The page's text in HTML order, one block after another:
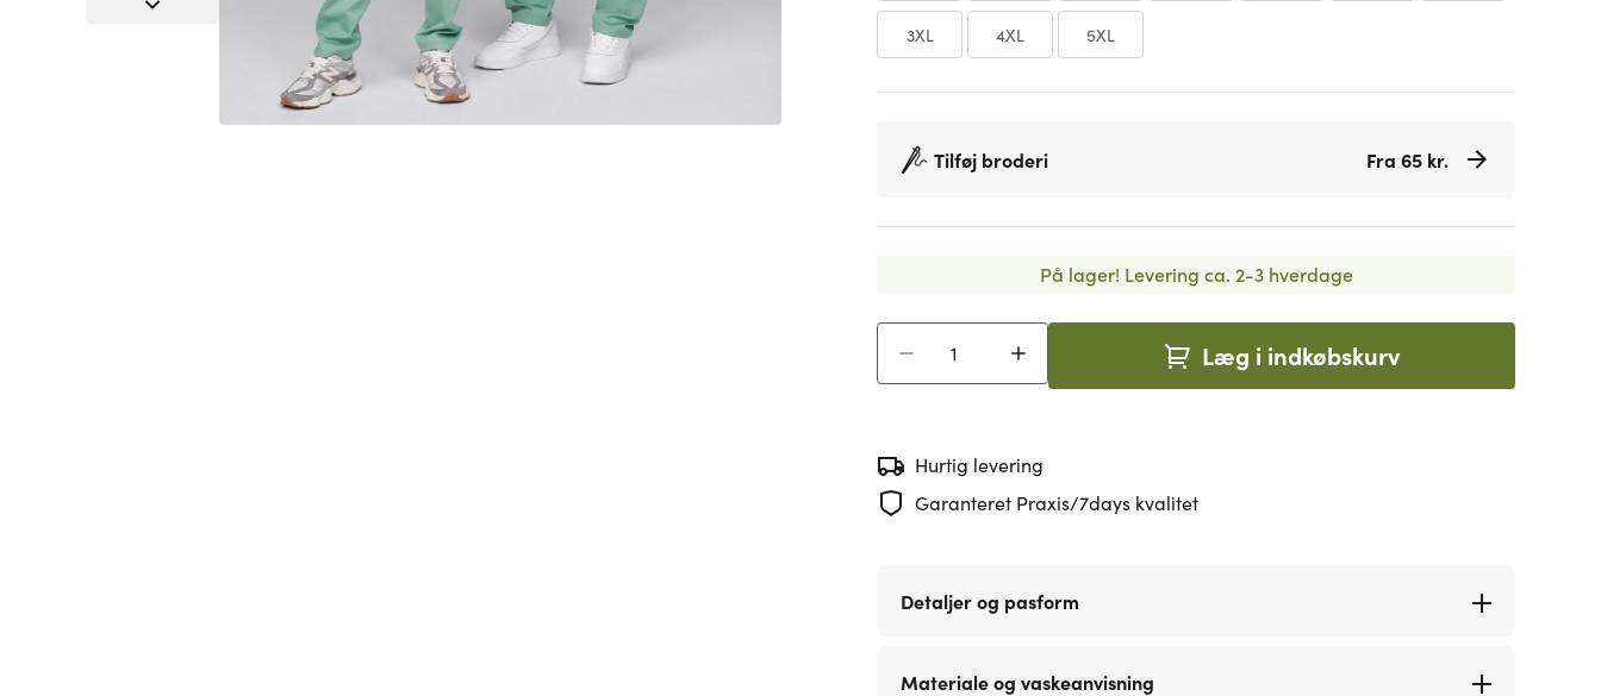
3XL 4XL 5XL
Tilføj broderi Fra 65 kr.
På lager! Levering ca. 2-3 hverdage
Læg i indkøbskurv
Hurtig levering
Garanteret Praxis/7days kvalitet
Detaljer og pasform
Materiale og vaskeanvisning